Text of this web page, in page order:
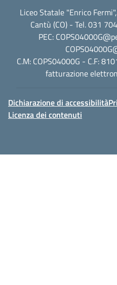
Liceo Statale "Enrico
Cantù (CO) - Tel. 031
PEC:
C.M: COPS04000G - C.F:
fatturazione
Dichiarazione di accessibilità
Licenza dei contenuti